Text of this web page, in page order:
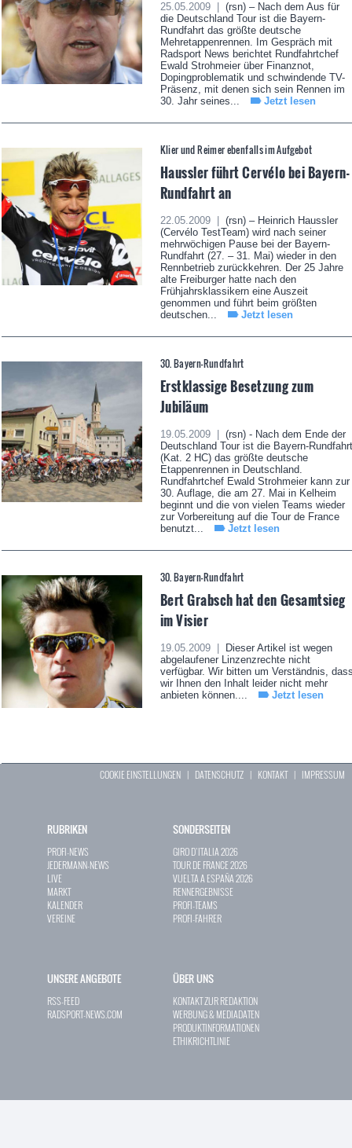
25.05.2009 |
(rsn) – Nach dem Aus für
die Deutschland Tour ist die Bayern-
Rundfahrt das größte deutsche
Mehretappenrennen. Im Gespräch mit
Radsport News berichtet Rundfahrtchef
Ewald Strohmeier über Finanznot,
Dopingproblematik und schwindende TV-
Präsenz, mit denen sich sein Rennen im
30. Jahr seines...
Jetzt lesen
Klier und Reimer ebenfalls im Aufgebot
Haussler führt Cervélo bei Bayern-
Rundfahrt an
22.05.2009 |
(rsn) – Heinrich Haussler
(Cervélo TestTeam) wird nach seiner
mehrwöchigen Pause bei der Bayern-
Rundfahrt (27. – 31. Mai) wieder in den
Rennbetrieb zurückkehren. Der 25 Jahre
alte Freiburger hatte nach den
Frühjahrsklassikern eine Auszeit
genommen und führt beim größten
deutschen...
Jetzt lesen
30. Bayern-Rundfahrt
Erstklassige Besetzung zum
Jubiläum
19.05.2009 |
(rsn) - Nach dem Ende der
Deutschland Tour ist die Bayern-Rundfahrt
(Kat. 2 HC) das größte deutsche
Etappenrennen in Deutschland.
Rundfahrtchef Ewald Strohmeier kann zur
30. Auflage, die am 27. Mai in Kelheim
beginnt und die von vielen Teams wieder
zur Vorbereitung auf die Tour de France
benutzt...
Jetzt lesen
30. Bayern-Rundfahrt
Bert Grabsch hat den Gesamtsieg
im Visier
19.05.2009 |
Dieser Artikel ist wegen
abgelaufener Linzenzrechte nicht
verfügbar. Wir bitten um Verständnis,
wir Ihnen den Inhalt leider nicht mehr
anbieten können....
Jetzt lesen
COOKIE EINSTELLUNGEN | DATENSCHUTZ | KONTAKT| IMPRESSUM
RUBRIKEN
PROFI-NEWS
JEDERMANN-NEWS
LIVE
MARKT
KALENDER
VEREINE
SONDERSEITEN
GIRO D`ITALIA 2026
TOUR DE FRANCE 2026
VUELTA A ESPAÑA 2026
RENNERGEBNISSE
PROFI-TEAMS
PROFI-FAHRER
UNSERE ANGEBOTE
RSS-FEED
RADSPORT-NEWS.COM
ÜBER UNS
KONTAKT ZUR REDAKTION
WERBUNG & MEDIADATEN
PRODUKTINFORMATIONEN
ETHIKRICHTLINIE